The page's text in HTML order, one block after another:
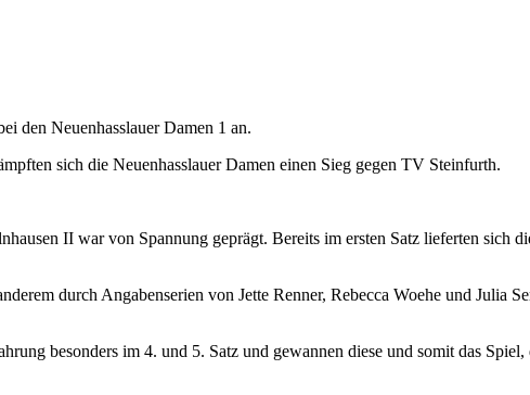
den Neuenhasslauer Damen 1 an.
sich die Neuenhasslauer Damen einen Sieg gegen TV Steinfurth.
II war von Spannung geprägt. Bereits im ersten Satz lieferten sich
durch Angabenserien von Jette Renner, Rebecca Woehe und Julia
besonders im 4. und 5. Satz und gewannen diese und somit das